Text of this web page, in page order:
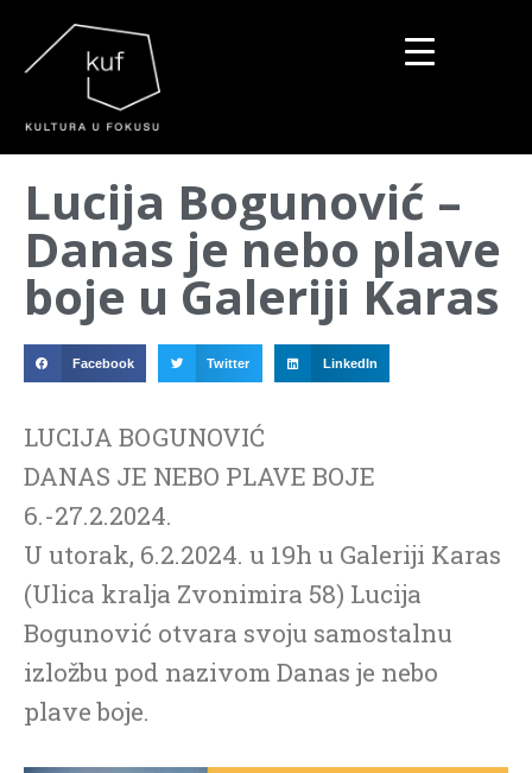
Lucija Bogunović –
Danas je nebo plave
boje u Galeriji Karas
Facebook Twitter LinkedIn
LUCIJA BOGUNOVIĆ
DANAS JE NEBO PLAVE BOJE
6.-27.2.2024.
U utorak, 6.2.2024. u 19h u Galeriji Karas
(Ulica kralja Zvonimira 58) Lucija
Bogunović otvara svoju samostalnu
izložbu pod nazivom Danas je nebo
plave boje.
▼
▼